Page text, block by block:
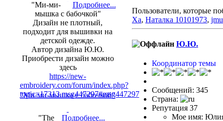
Подробнее...
"Ми-ми-
мышка с бабочкой"
Дизайн не плотный,
подходит для вышивки на
детской одежде.
Автор дизайна Ю.Ю.
Приобрести дизайн можно
здесь
https://new-
embroidery.com/forum/index.php?
topic=17313.msg447297#msg447297
"Ми-ми-мышка с бабочкой"
Подробнее...
"The
Пользователи, которые
Xa, Наталка 10101973,
Ю.Ю.
Координатор темы
Сообщений: 345
Страна:
Репутация 37
Мое имя: